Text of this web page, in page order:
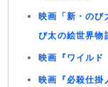
映画「新・のび
び太の絵世界物
映画『ワイルド
映画『必殺仕掛